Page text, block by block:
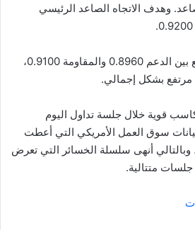
وهدف الاتجاه الصاعد الرئيسي
ويعد نطاق التداول المتوقع بين الدعم 0.8960 والمقاومة 0.9100،
مرتفع بشكل إجمالي.
قوية خلال جلسة تداول اليوم
سوق العمل الأمريكي التي أعطت
وبالتالي أنهى سلسلة الخسائر التي تعرض
متتالية.